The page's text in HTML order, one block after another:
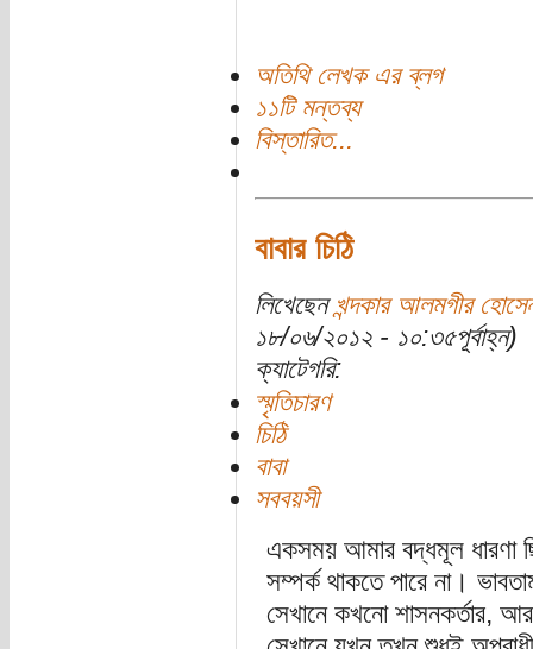
অতিথি লেখক এর ব্লগ
১১টি মন্তব্য
বিস্তারিত...
বাবার চিঠি
লিখেছেনখন্দকার আলমগীর
১৮/০৬/২০১২ - ১০:৩৫পূর্বাহ্ন)
ক্যাটেগরি:
স্মৃতিচারণ
চিঠি
বাবা
সববয়সী
একসময় আমার বদ্ধমূল ধারণা
সম্পর্ক থাকতে পারে না।
সেখানে কখনো শাসনকর্তার,